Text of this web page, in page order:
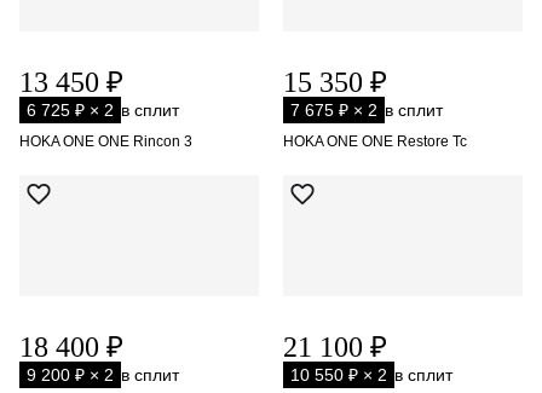
13 450 ₽
6 725 ₽ × 2 в сплит
HOKA ONE ONE Rincon 3
15 350 ₽
7 675 ₽ × 2 в сплит
HOKA ONE ONE Restore Tc
18 400 ₽
9 200 ₽ × 2 в сплит
21 100 ₽
10 550 ₽ × 2 в сплит